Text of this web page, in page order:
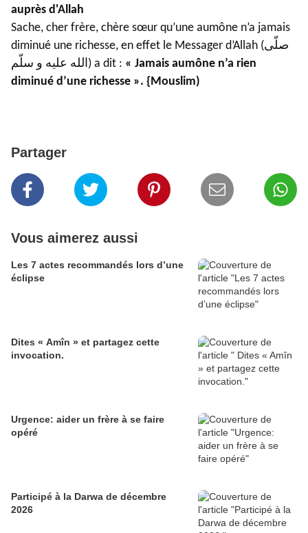
auprès d'Allah
Sache, cher frère, chère sœur qu’une aumône n’a jamais
diminué une richesse, en effet le Messager d’Allah (صلّى
الله عليه و سلّم) a dit : « Jamais aumône n’a rien
diminué d’une richesse ». {Mouslim)
Partager
Vous aimerez aussi
Les 7 actes recommandés lors d’une
éclipse
Dites « Amîn » et partagez cette
invocation.
Urgence: aider un frère à se faire
opéré
Participé à la Darwa de décembre
2026